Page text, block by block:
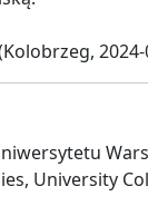
University